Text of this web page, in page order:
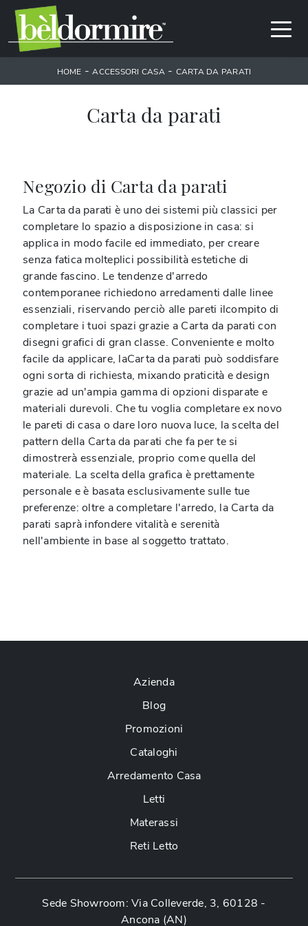
HOME -ACCESSORI CASA - CARTA DA PARATI
Carta da parati
Negozio di Carta da parati
La Carta da parati è uno dei sistemi più classici per
completare lo spazio a disposizione in casa: si
applica in modo facile ed immediato, per creare
senza fatica molteplici possibilità estetiche di
grande fascino. Le tendenze d'arredo
contemporanee richiedono arredamenti dalle linee
essenziali, riservando perciò alle pareti ilcompito di
completare i tuoi spazi grazie a Carta da parati con
disegni grafici di gran classe. Conveniente e molto
facile da applicare, laCarta da parati può soddisfare
ogni sorta di richiesta, mixando praticità e design
grazie ad un'ampia gamma di opzioni disparate e
materiali durevoli. Che tu voglia completare ex novo
le pareti di casa o dare loro nuova luce, la scelta del
pattern della Carta da parati che fa per te si
dimostrerà essenziale, proprio come quella del
materiale. La scelta della grafica è prettamente
personale e è basata esclusivamente sulle tue
preferenze: oltre a completare l'arredo, la Carta da
parati saprà infondere vitalità e serenità
nell'ambiente in base al soggetto trattato.
Azienda
Blog
Promozioni
Cataloghi
Arredamento Casa
Letti
Materassi
Reti Letto
Sede Showroom: Via Colleverde, 3, 60128 -
Ancona (AN)